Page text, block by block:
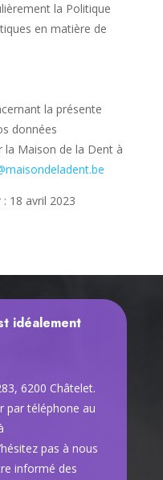
la Politique
en matière de
la présente
données
la Maison de la Dent à
18 avril 2023
idéalement
6200 Châtelet.
par téléphone au
pas à nous
informé des